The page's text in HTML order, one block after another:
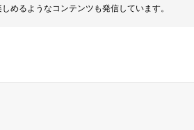
めるようなコンテンツも発信しています。